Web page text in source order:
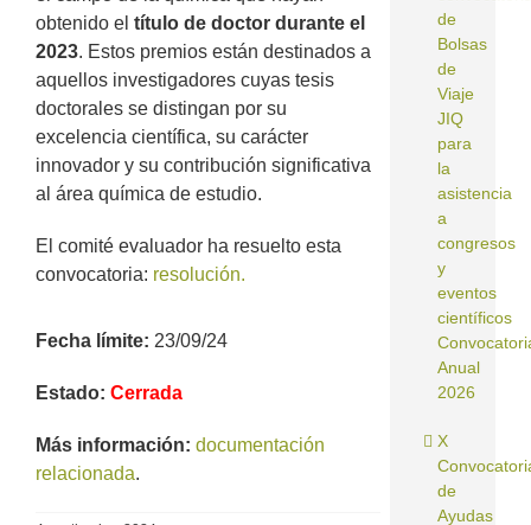
obtenido el título de doctor durante el
2023. Estos premios están destinados a
aquellos investigadores cuyas tesis
doctorales se distingan por su
excelencia científica, su carácter
innovador y su contribución significativa
al área química de estudio.
El comité evaluador ha resuelto esta
convocatoria: resolución.
Fecha límite: 23/09/24
Estado: Cerrada
Más información: documentación
relacionada.
de
Bolsas
de
Viaje
JIQ
para
la
asistencia
a
congresos
y
eventos
científicos
Anual
2026
X
de
Ayudas